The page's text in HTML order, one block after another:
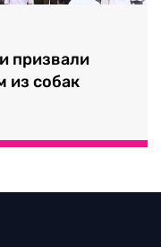
призвали
из собак